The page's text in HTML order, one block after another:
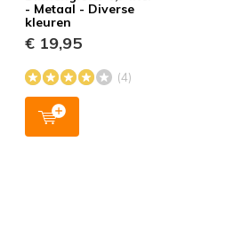
- Metaal - Diverse
kleuren
€ 19,95
(4)